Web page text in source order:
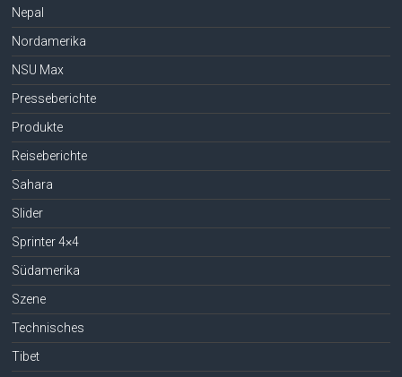
Nepal
Nordamerika
NSU Max
Presseberichte
Produkte
Reiseberichte
Sahara
Slider
Sprinter 4×4
Südamerika
Szene
Technisches
Tibet